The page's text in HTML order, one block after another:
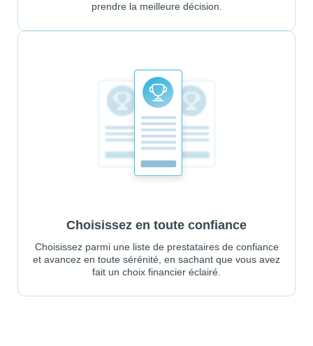
prendre la meilleure décision.
Choisissez en toute confiance
Choisissez parmi une liste de prestataires de confiance
et avancez en toute sérénité, en sachant que vous avez
fait un choix financier éclairé.